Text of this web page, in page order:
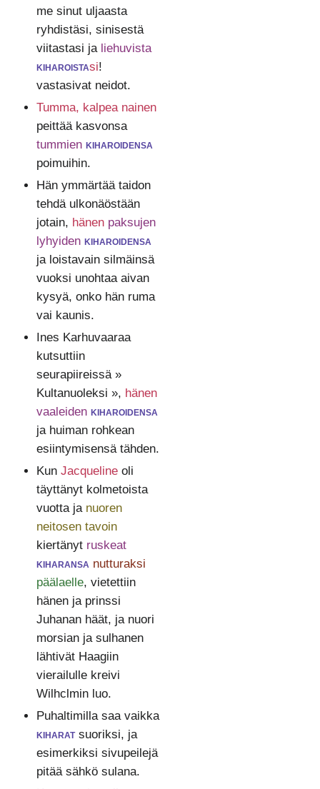
me sinut uljaasta
ryhdistäsi, sinisestä
viitastasi ja liehuvista
kiharoistasi!
vastasivat neidot.
Tumma, kalpea nainen
peittää kasvonsa
tummien kiharoidensa
poimuihin.
Hän ymmärtää taidon
tehdä ulkonäöstään
jotain, hänen paksujen
lyhyiden kiharoidensa
ja loistavain silmäinsä
vuoksi unohtaa aivan
kysyä, onko hän ruma
vai kaunis.
Ines Karhuvaaraa
kutsuttiin
seurapiireissä »
Kultanuoleksi », hänen
vaaleiden kiharoidensa
ja huiman rohkean
esiintymisensä tähden.
Kun Jacquelineoli
täyttänyt kolmetoista
vuotta ja nuoren
neitosen tavoin
kiertänyt ruskeat
kiharansa nutturaksi
päälaelle, vietettiin
hänen ja prinssi
Juhanan häät, ja nuori
morsian ja sulhanen
lähtivät Haagiin
vierailulle kreivi
Wilhclmin luo.
Puhaltimilla saa vaikka
kiharatsuoriksi, ja
esimerkiksi sivupeilejä
pitää sähkö sulana.